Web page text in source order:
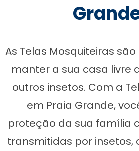
As Telas Mosquiteiras
manter a sua casa livre
outros insetos. Com a
em Praia Grande,
proteção da sua família
transmitidas por insetos,